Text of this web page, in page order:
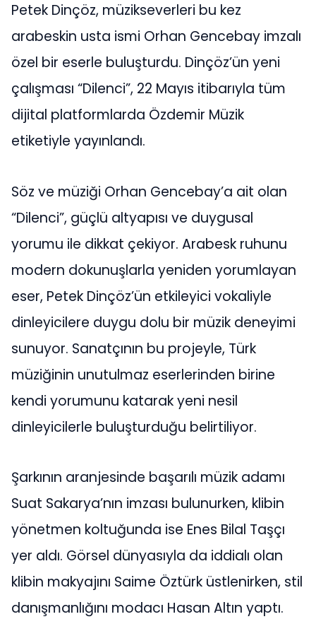
Petek Dinçöz, müzikseverleri bu kez
arabeskin usta ismi Orhan Gencebay imzalı
özel bir eserle buluşturdu. Dinçöz’ün yeni
çalışması “Dilenci”, 22 Mayıs itibarıyla tüm
dijital platformlarda Özdemir Müzik
etiketiyle yayınlandı.
Söz ve müziği Orhan Gencebay’a ait olan
“Dilenci”, güçlü altyapısı ve duygusal
yorumu ile dikkat çekiyor. Arabesk ruhunu
modern dokunuşlarla yeniden yorumlayan
eser, Petek Dinçöz’ün etkileyici vokaliyle
dinleyicilere duygu dolu bir müzik deneyimi
sunuyor. Sanatçının bu projeyle, Türk
müziğinin unutulmaz eserlerinden birine
kendi yorumunu katarak yeni nesil
dinleyicilerle buluşturduğu belirtiliyor.
Şarkının aranjesinde başarılı müzik adamı
Suat Sakarya’nın imzası bulunurken, klibin
yönetmen koltuğunda ise Enes Bilal Taşçı
yer aldı. Görsel dünyasıyla da iddialı olan
klibin makyajını Saime Öztürk üstlenirken, stil
danışmanlığını modacı Hasan Altın yaptı.